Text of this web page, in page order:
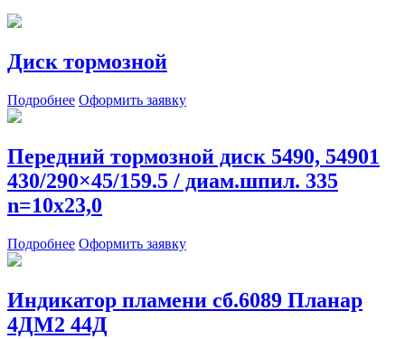
Диск тормозной
Подробнее Оформить заявку
Передний тормозной диск 5490, 54901
430/290×45/159.5 / диам.шпил. 335
n=10х23,0
Подробнее Оформить заявку
Индикатор пламени сб.6089 Планар
4ДМ2 44Д